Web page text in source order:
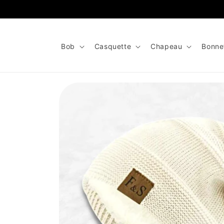
au
Bob Casquette Chapeau